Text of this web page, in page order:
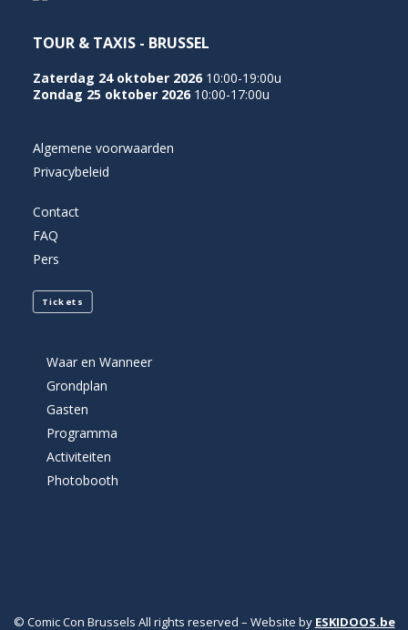
TOUR & TAXIS - BRUSSEL
Zaterdag 24 oktober 2026 10:00-19:00u
Zondag 25 oktober 2026 10:00-17:00u
Algemene voorwaarden
Privacybeleid
Contact
FAQ
Pers
Tickets
Waar en Wanneer
Grondplan
Gasten
Programma
Activiteiten
Photobooth
© Comic Con Brussels All rights reserved – Website by ESKIDOOS.be